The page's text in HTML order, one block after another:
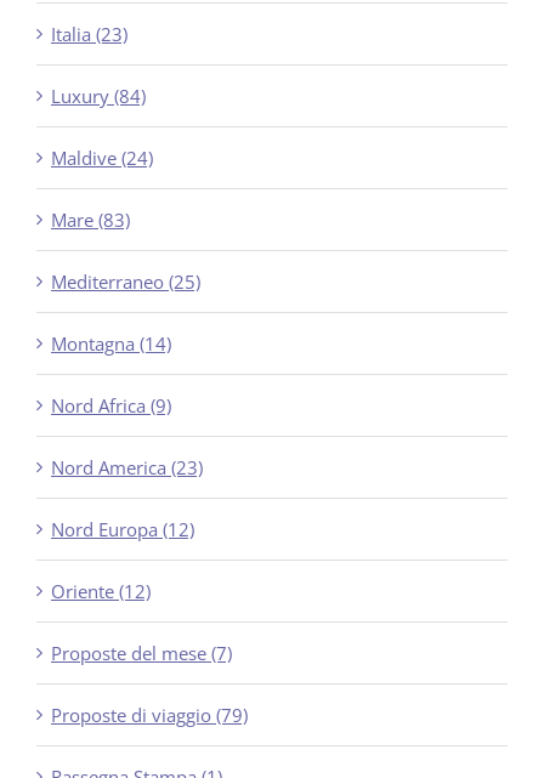
Italia (23)
Luxury (84)
Maldive (24)
Mare (83)
Mediterraneo (25)
Montagna (14)
Nord Africa (9)
Nord America (23)
Nord Europa (12)
Oriente (12)
Proposte del mese (7)
Proposte di viaggio (79)